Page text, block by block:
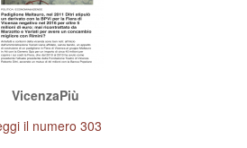
VicenzaPiù
il numero 303